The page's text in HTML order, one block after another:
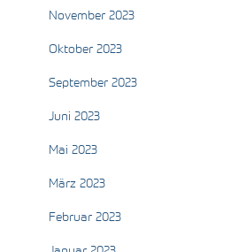
November 2023
Oktober 2023
September 2023
Juni 2023
Mai 2023
März 2023
Februar 2023